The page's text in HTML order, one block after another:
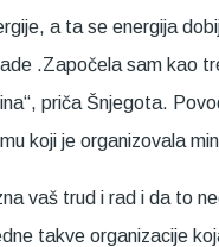
a ta se energija
.Započela sam kao
priča Šnjegota.
koji je organizovala
vaš trud i rad i da to
takve organizacije